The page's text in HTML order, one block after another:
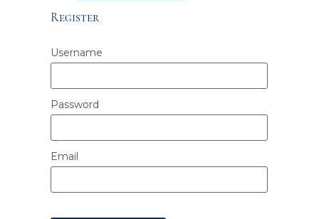
Alternative:
Register
Username
Password
Email